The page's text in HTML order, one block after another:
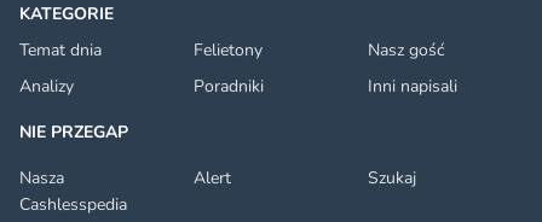
KATEGORIE
Temat dnia
Felietony
Nasz gość
Analizy
Poradniki
Inni napisali
NIE PRZEGAP
Nasza
Cashlesspedia
Alert Szukaj